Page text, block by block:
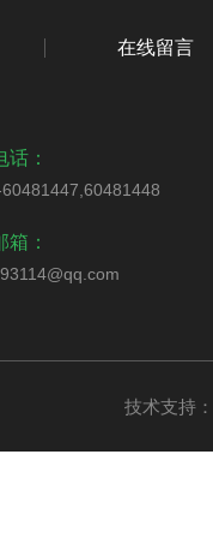
在线留言
话：
箱：
技术支持：